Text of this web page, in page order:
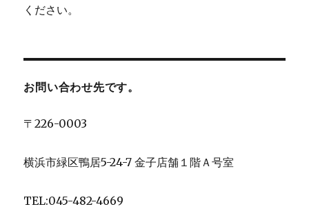
ください。
お問い合わせ先です。
〒226-0003
横浜市緑区鴨居5-24-7 金子店舗１階Ａ号室
TEL:045-482-4669